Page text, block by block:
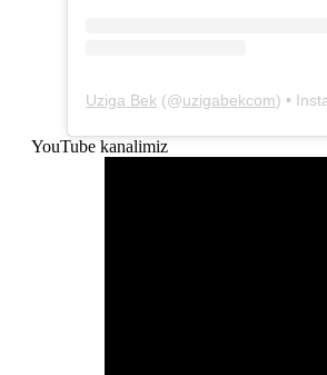
Uziga Bek (@uzigabekcom) • Instagram
YouTube kanalimiz